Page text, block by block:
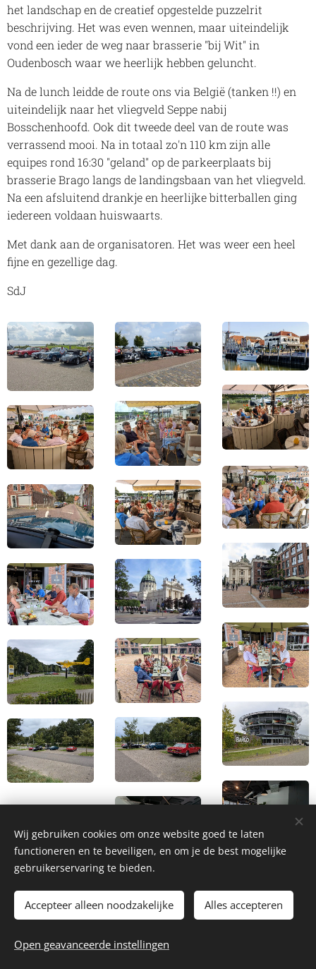
het landschap en de creatief opgestelde puzzelrit
beschrijving. Het was even wennen, maar uiteindelijk
vond een ieder de weg naar brasserie "bij Wit" in
Oudenbosch waar we heerlijk hebben geluncht.
Na de lunch leidde de route ons via België (tanken !!) en
uiteindelijk naar het vliegveld Seppe nabij
Bosschenhoofd. Ook dit tweede deel van de route was
verrassend mooi. Na in totaal zo'n 110 km zijn alle
equipes rond 16:30 "geland" op de parkeerplaats bij
brasserie Brago langs de landingsbaan van het vliegveld.
Na een afsluitend drankje en heerlijke bitterballen ging
iedereen voldaan huiswaarts.
Met dank aan de organisatoren. Het was weer een heel
fijne en gezellige dag.
SdJ
Webmaster - webmaster@autoclubcarwei.nl
Wij gebruiken cookies om onze website goed te laten
functioneren en te beveiligen, en om je de best mogelijke
gebruikerservaring te bieden.
Accepteer alleen noodzakelijke Alles accepteren
Open geavanceerde instellingen